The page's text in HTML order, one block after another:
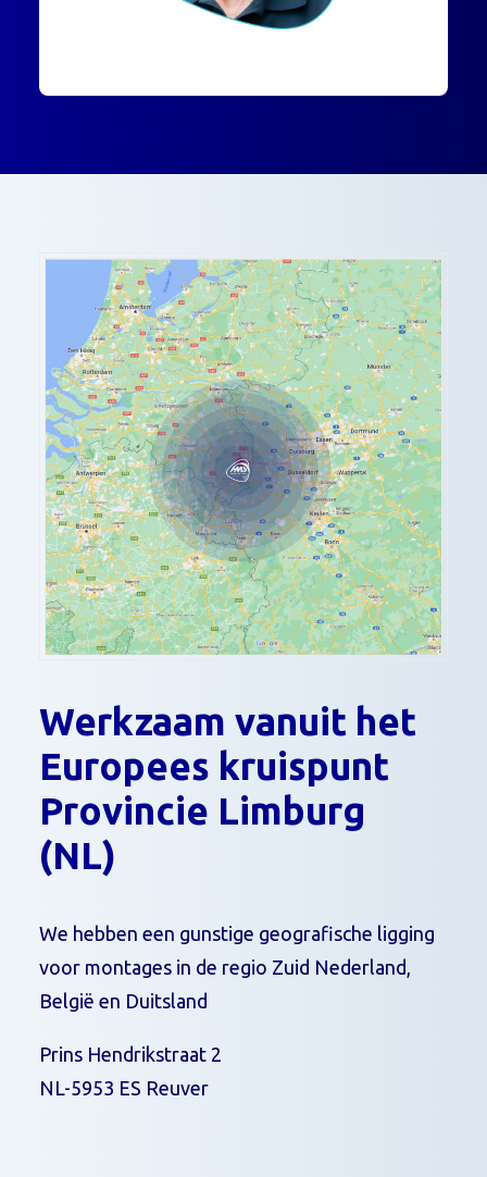
Werkzaam vanuit het
Europees kruispunt
Provincie Limburg
(NL)
We hebben een gunstige geografische ligging
voor montages in de regio Zuid Nederland,
België en Duitsland
Prins Hendrikstraat 2
NL-5953 ES Reuver